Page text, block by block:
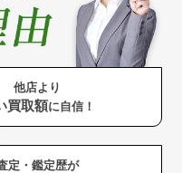
他店より
買取額に自信！
定・鑑定歴が